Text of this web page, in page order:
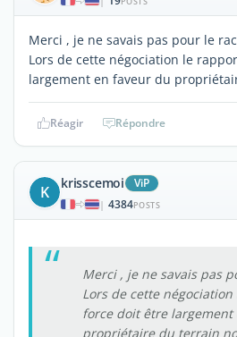
Merci , je ne savais pas pour le
Lors de cette négociation le
largement en faveur du
Réagir Répondre
K krisscemoi ViP
| 4384POSTS
Merci , je ne savais pas
Lors de cette
force doit être
propriétaire du terrain